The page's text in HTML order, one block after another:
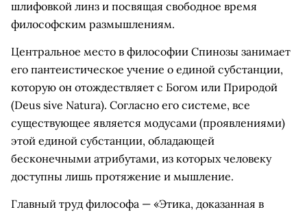
шлифовкой линз и посвящая свободное время
философским размышлениям.
Центральное место в философии Спинозы занимает
его пантеистическое учение о единой субстанции,
которую он отождествляет с Богом или Природой
(Deus sive Natura). Согласно его системе, все
существующее является модусами (проявлениями)
этой единой субстанции, обладающей
бесконечными атрибутами, из которых человеку
доступны лишь протяжение и мышление.
Главный труд философа — «Этика, доказанная в